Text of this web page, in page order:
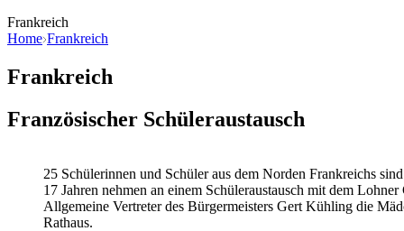
Frankreich
Home Frankreich
Frankreich
Französischer Schüleraustausch
25 Schülerinnen und Schüler aus dem Norden Frankreichs
17 Jahren nehmen an einem Schüleraustausch mit dem
Allgemeine Vertreter des Bürgermeisters Gert Kühling die
Rathaus.